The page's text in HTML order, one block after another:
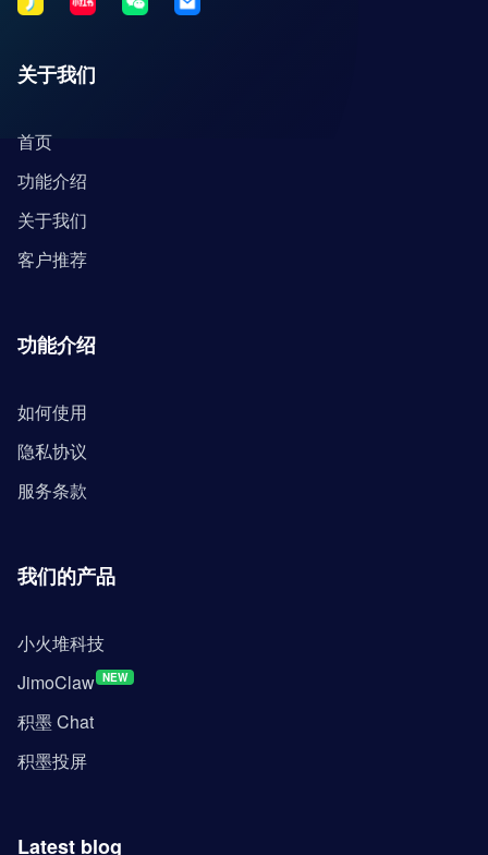
关于我们
首页
功能介绍
关于我们
客户推荐
功能介绍
如何使用
隐私协议
服务条款
我们的产品
小火堆科技
JimoClaw NEW
积墨 Chat
积墨投屏
Latest blog